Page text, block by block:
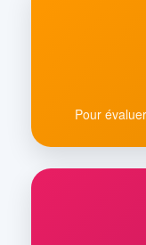
Pour